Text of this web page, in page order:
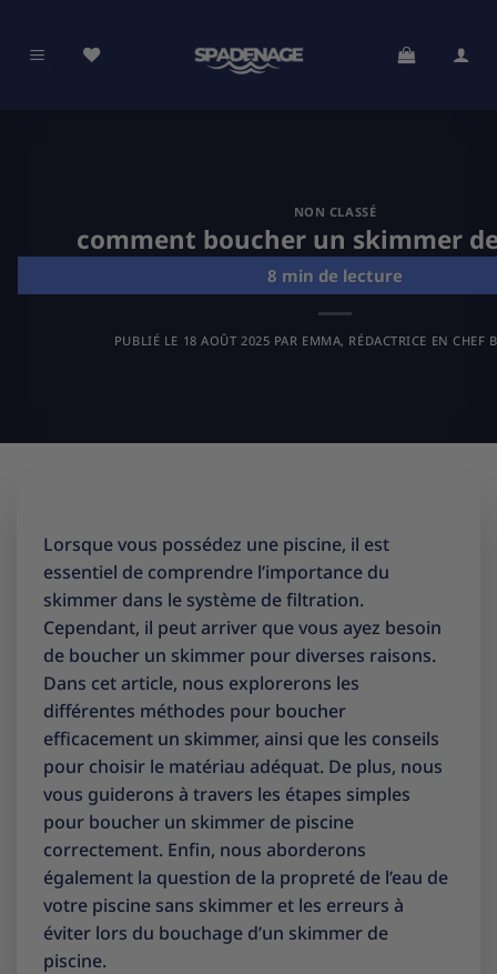
contenu
NON CLASSÉ
comment boucher un skimmer
PUBLIÉ LE 18 AOÛT 2025 PAR EMMA, RÉDACTRICE EN CHEF
Lorsque vous possédez une piscine, il est
essentiel de comprendre l’importance du
skimmer dans le système de filtration.
Cependant, il peut arriver que vous ayez besoin
de boucher un skimmer pour diverses raisons.
Dans cet article, nous explorerons les
différentes méthodes pour boucher
efficacement un skimmer, ainsi que les conseils
pour choisir le matériau adéquat. De plus, nous
vous guiderons à travers les étapes simples
pour boucher un skimmer de piscine
correctement. Enfin, nous aborderons
également la question de la propreté de l’eau de
votre piscine sans skimmer et les erreurs à
éviter lors du bouchage d’un skimmer de
piscine.